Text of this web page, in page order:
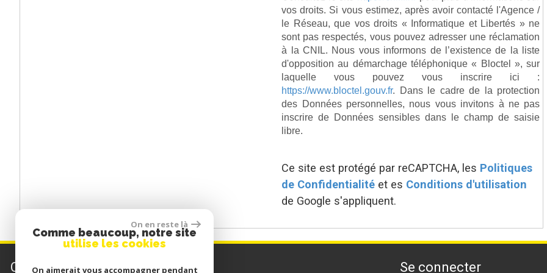
vos droits. Si vous estimez, après avoir contacté l'Agence /
le Réseau, que vos droits « Informatique et Libertés » ne
sont pas respectés, vous pouvez adresser une réclamation
à la CNIL. Nous vous informons de l’existence de la liste
d'opposition au démarchage téléphonique « Bloctel », sur
laquelle vous pouvez vous inscrire ici :
https://www.bloctel.gouv.fr. Dans le cadre de la protection
des Données personnelles, nous vous invitons à ne pas
inscrire de Données sensibles dans le champ de saisie
libre.
Ce site est protégé par reCAPTCHA, les Politiques
de Confidentialité et es Conditions d'utilisation
de Google s'appliquent.
contactez-nous se connecter
On en reste là
Comme beaucoup, notre site
utilise les cookies
On aimerait vous accompagner pendant